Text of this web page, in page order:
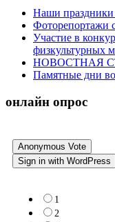
Наши праздники
Фоторепортажи
Участие в
физкультурных
НОВОСТНАЯ
Памятные дни
онлайн опрос
Anonymous Vote
Sign in with WordPress
1
2